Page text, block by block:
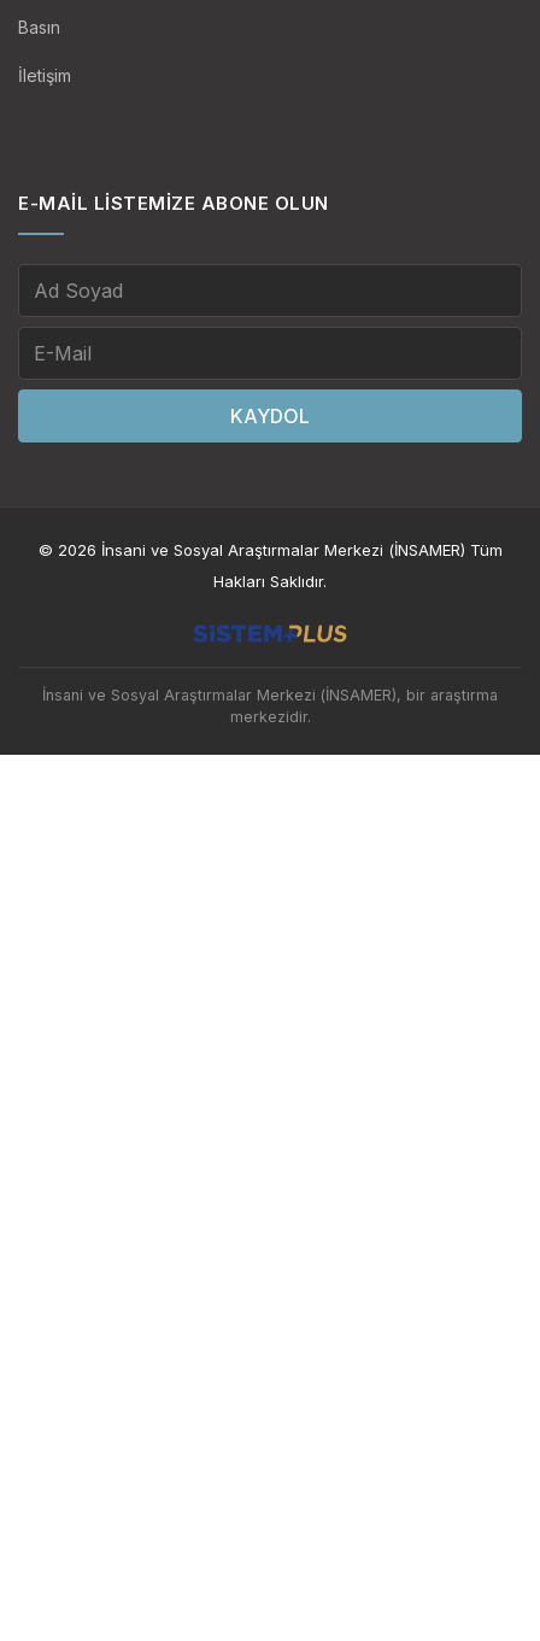
Basın
İletişim
E-MAIL LISTEMIZE ABONE OLUN
KAYDOL
© 2026 İnsani ve Sosyal Araştırmalar Merkezi (İNSAMER) Tüm
Hakları Saklıdır.
İnsani ve Sosyal Araştırmalar Merkezi (İNSAMER), bir araştırma
merkezidir.